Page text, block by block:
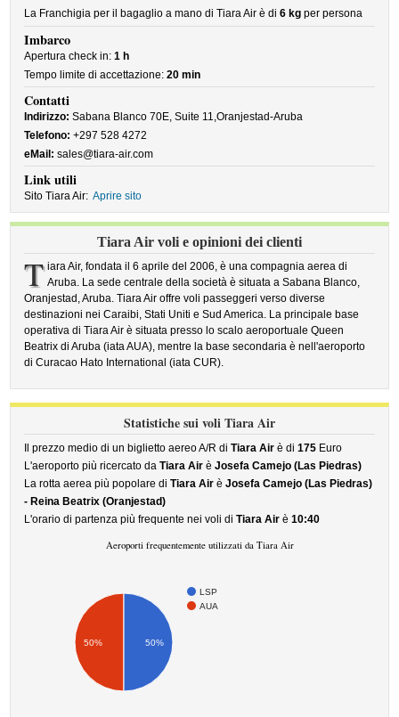
La Franchigia per il bagaglio a mano di Tiara Air è di6 kg per persona
Imbarco
Apertura check in:1 h
Tempo limite di accettazione:20 min
Contatti
Indirizzo: Sabana Blanco 70E, Suite 11,Oranjestad-Aruba
Telefono: +297 528 4272
eMail: sales@tiara-air.com
Link utili
Sito Tiara Air: Aprire sito
Tiara Air voli e opinioni dei clienti
T iara Air, fondata il 6 aprile del 2006, è una compagnia aerea di
Aruba. La sede centrale della società è situata a Sabana Blanco,
Oranjestad, Aruba. Tiara Air offre voli passeggeri verso diverse
destinazioni nei Caraibi, Stati Uniti e Sud America. La principale base
operativa di Tiara Air è situata presso lo scalo aeroportuale Queen
Beatrix di Aruba (iata AUA), mentre la base secondaria è nell'aeroporto
di Curacao Hato International (iata CUR).
Statistiche sui voli Tiara Air
Il prezzo medio di un biglietto aereo A/R diTiara Air è di175 Euro
L'aeroporto più ricercato daTiara Air èJosefa Camejo (Las Piedras)
La rotta aerea più popolare diTiara Air èJosefa Camejo (Las Piedras)
- Reina Beatrix (Oranjestad)
L'orario di partenza più frequente nei voli diTiara Air è10:40
Aeroporti frequentemente utilizzati da Tiara Air
LSP
AUA
50% 50%